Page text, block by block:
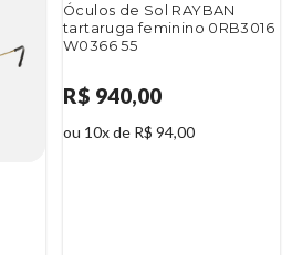
Óculos de Sol RAYBAN
tartaruga feminino 0RB3016
W0366 55
R$ 940,00
ou 10x de R$ 94,00